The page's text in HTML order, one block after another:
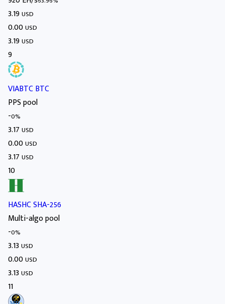
3.19USD
0.00USD
3.19USD
9
VIABTC BTC
PPS pool
-0%
3.17 USD
0.00USD
3.17 USD
10
HASHC SHA-256
Multi-algo pool
-0%
3.13 USD
0.00USD
3.13 USD
11